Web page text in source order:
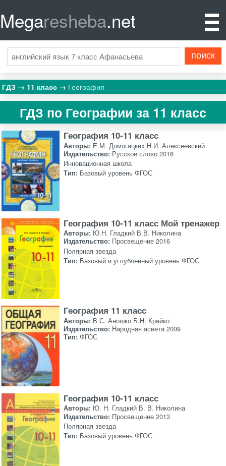
Megaresheba.net
ГДЗ 11 класс География
ГДЗ по Географии за 11 класс
География 10-11 класс
Авторы: Е.М. Домогацких Н.И. Алексеевский
Издательство: Русское слово 2016
Инновационная школа
Тип: Базовый уровень ФГОС
География 10-11 класс Мой тренажер
Авторы: Ю.Н. Гладкий В.В. Николина
Издательство: Просвещение 2016
Полярная звезда
Тип: Базовый и углубленный уровень ФГОС
География 11 класс
Авторы: В.С. Аношко Б.Н. Крайко
Издательство: Народная асвета 2009
Тип: ФГОС
География 10-11 класс
Авторы: Ю. Н. Гладкий В. В. Николина
Издательство: Просвещение 2013
Полярная звезда
Тип: Базовый уровень ФГОС